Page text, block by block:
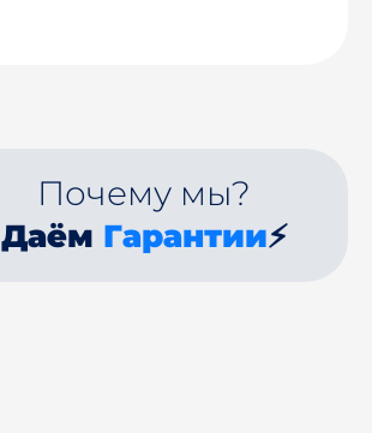
Почему мы?
Даём Гарантии⚡